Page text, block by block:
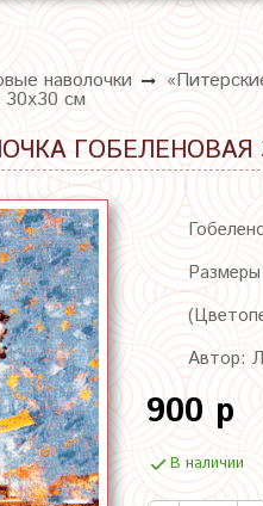
наволочки
30х30 см
ГОБЕЛЕНОВАЯ
Автор:
900 р
В наличии